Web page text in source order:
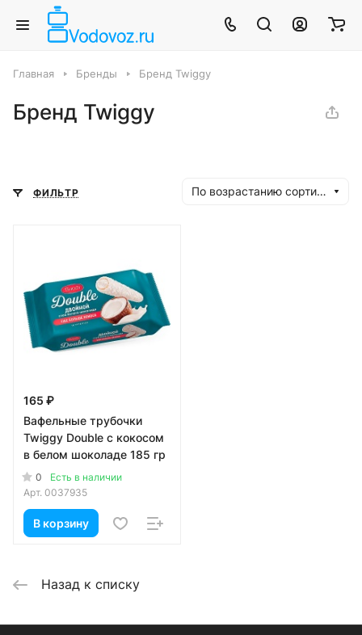
Главная Бренды Бренд Twiggy
Бренд Twiggy
ФИЛЬТР По возрастанию сортировки
165 ₽
Вафельные трубочки
Twiggy Double с кокосом
в белом шоколаде 185 гр
0
Есть в наличии
Арт. 0037935
В корзину
Назад к списку